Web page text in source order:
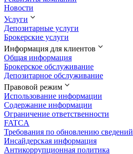
Новости
Услуги
Депозитарные услуги
Брокерские услуги
Информация для клиентов
Общая информация
Брокерское обслуживание
Депозитарное обслуживание
Правовой режим
Использование информации
Содержание информации
Ограничение ответственности
FATCA
Требования по обновлению сведений
Инсайдерская информация
Антикоррупционная политика